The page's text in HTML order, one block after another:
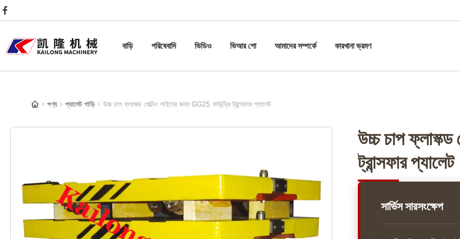
বাড়ি পরিষেবাদি ভিডিও ভিআর শো আমাদের সম্পর্কে কারখানা ভ্রমণ
পণ্য প্যালেট গাড়ি উচ্চ চাপ ফ্লাস্ক্ড মোল্ডিং লাইনের জন্য GG25 ফাউন্ড্রি ট্রান্সফার প্যালেট
উচ্চ চাপ
ট্রান্সফার প্যালেট
সার্ভিস সারসংক্ষেপ